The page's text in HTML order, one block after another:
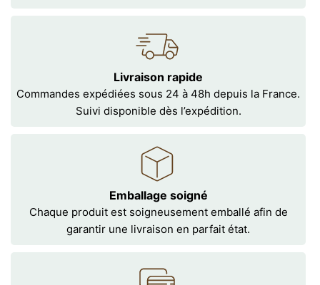
Livraison rapide
Commandes expédiées sous 24 à 48h depuis la France.
Suivi disponible dès l’expédition.
Emballage soigné
Chaque produit est soigneusement emballé afin de
garantir une livraison en parfait état.